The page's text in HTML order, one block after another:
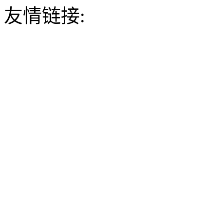
友情链接: